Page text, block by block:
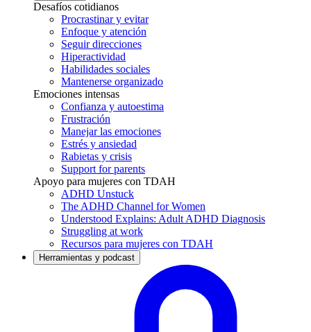
Desafíos cotidianos
Procrastinar y evitar
Enfoque y atención
Seguir direcciones
Hiperactividad
Habilidades sociales
Mantenerse organizado
Emociones intensas
Confianza y autoestima
Frustración
Manejar las emociones
Estrés y ansiedad
Rabietas y crisis
Support for parents
Apoyo para mujeres con TDAH
ADHD Unstuck
The ADHD Channel for Women
Understood Explains: Adult ADHD Diagnosis
Struggling at work
Recursos para mujeres con TDAH
Herramientas y podcast